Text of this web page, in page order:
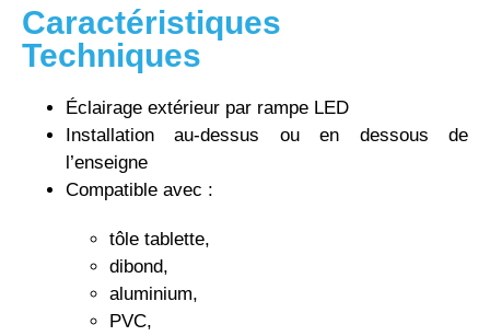
Caractéristiques
Techniques
Éclairage extérieur par rampe LED
Installation au-dessus ou en dessous de
l’enseigne
Compatible avec :
tôle tablette,
dibond,
aluminium,
PVC,